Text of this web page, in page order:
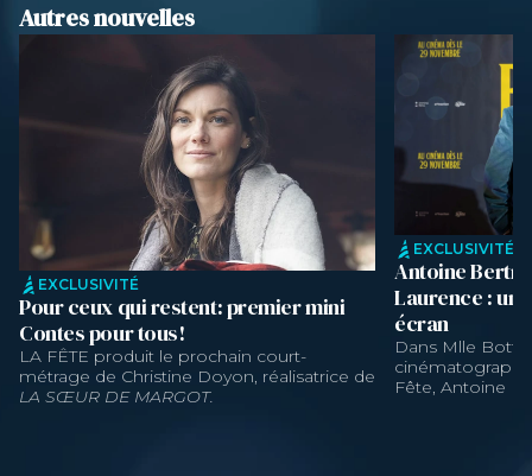
Autres nouvelles
EXCLUSIVITÉ
Pour ceux qui restent: premier mini
Contes pour tous!
LA FÊTE produit le prochain court-
métrage de Christine Doyon, réalisatrice de
LA SŒUR DE MARGOT.
EXCLUSIVITÉ
Antoine
Laurence :
écran
Dans Mlle
Fête, Antoine